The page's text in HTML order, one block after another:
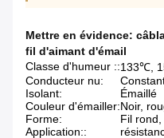
Mettre en évidence:
fil d'aimant d'émail
Classe d'humeur ::133℃,
Conducteur nu:
Isolant:
Émaillé
Couleur d'émailler:Noir,
Forme:
Fil
Application::